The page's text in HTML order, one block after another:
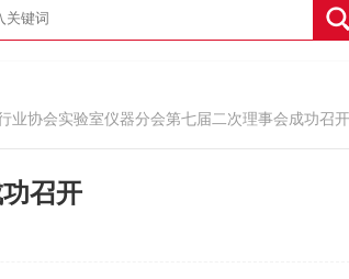
业协会实验室仪器分会第七届二次理事会成功召开
召开